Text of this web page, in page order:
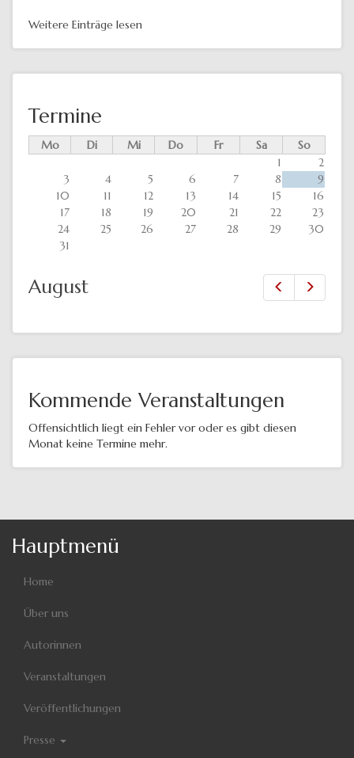
Weitere Einträge lesen
Termine
Mo Di Mi Do Fr Sa
So
1
2
3
4 5 6 7 8
9
10
11 12 13 14 15
16
17
18 19 20 21 22
23
24
25 26 27 28 29
30
31
Zurück
August
Kommende Veranstaltungen
Offensichtlich liegt ein Fehler vor oder es gibt diesen
Monat keine Termine mehr.
Hauptmenü
Home
Über uns
Autorinnen
Veranstaltungen
Veröffentlichungen
Presse